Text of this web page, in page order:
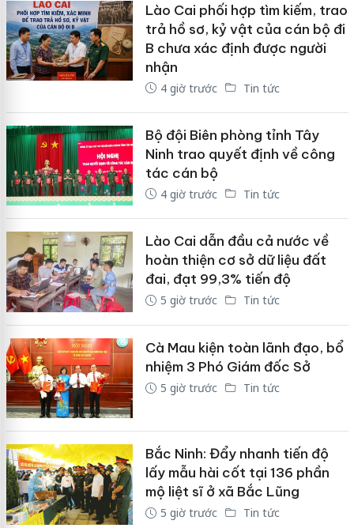
Lào Cai phối hợp tìm kiếm, trao
trả hồ sơ, kỷ vật của cán bộ đi
B chưa xác định được người
nhận
4 giờ trước Tin tức
Bộ đội Biên phòng tỉnh Tây
Ninh trao quyết định về công
tác cán bộ
4 giờ trước Tin tức
Lào Cai dẫn đầu cả nước về
hoàn thiện cơ sở dữ liệu đất
đai, đạt 99,3% tiến độ
5 giờ trước Tin tức
Cà Mau kiện toàn lãnh đạo, bổ
nhiệm 3 Phó Giám đốc Sở
5 giờ trước Tin tức
Bắc Ninh: Đẩy nhanh tiến độ
lấy mẫu hài cốt tại 136 phần
mộ liệt sĩ ở xã Bắc Lũng
5 giờ trước Tin tức